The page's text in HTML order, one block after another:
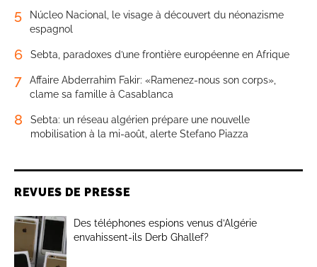
5
Núcleo Nacional, le visage à découvert du néonazisme
espagnol
6 Sebta, paradoxes d’une frontière européenne en Afrique
7
Affaire Abderrahim Fakir: «Ramenez-nous son corps»,
clame sa famille à Casablanca
8
Sebta: un réseau algérien prépare une nouvelle
mobilisation à la mi-août, alerte Stefano Piazza
REVUES DE PRESSE
Des téléphones espions venus d’Algérie
envahissent-ils Derb Ghallef?